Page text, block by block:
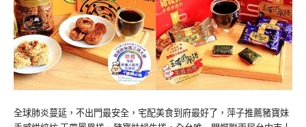
全球肺炎蔓延，不出門最安全，宅配美食到府最好了，萍子推薦豬寶妹